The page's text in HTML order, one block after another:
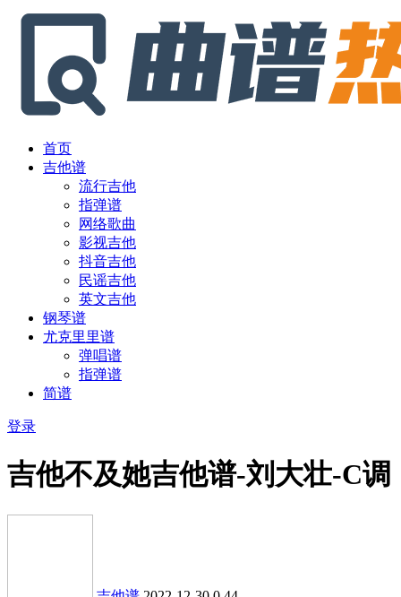
首页
吉他谱
流行吉他
指弹谱
网络歌曲
影视吉他
抖音吉他
民谣吉他
英文吉他
钢琴谱
尤克里里谱
弹唱谱
指弹谱
简谱
登录
吉他不及她吉他谱-刘大壮-C调